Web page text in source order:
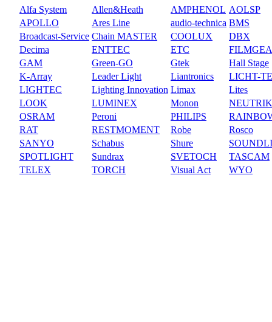
Alfa System Allen&Heath AMPHENOL AOLSP
APOLLO
Ares Line audio-technica BMS
Broadcast-Service Chain MASTER COOLUX
DBX
Decima
ENTTEC ETC
GAM
Green-GO Gtek
Hall Stage
K-Array
Leader Light Liantronics
LICHT-
LIGHTEC
Lighting Innovation Limax
Lites
LOOK
LUMINEX Monon
NEUTRIK
OSRAM
Peroni PHILIPS
RAT
RESTMOMENT Robe
Rosco
SANYO
Schabus Shure
SPOTLIGHT
Sundrax SVETOCH
TASCAM
TELEX
TORCH Visual Act WYO